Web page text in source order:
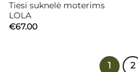
Tiesi suknelė moterims
LOLA
€67.00
1 2